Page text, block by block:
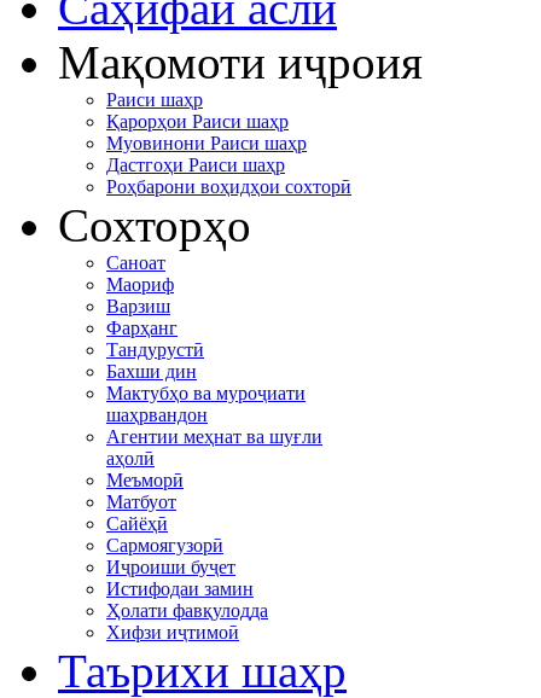
Мақомоти иҷроия
Раиси шаҳр
Қарорҳои Раиси шаҳр
Муовинони Раиси шаҳр
Дастгоҳи Раиси шаҳр
Роҳбарони воҳидҳои сохторӣ
Сохторҳо
Саноат
Маориф
Варзиш
Фарҳанг
Тандурустӣ
Бахши дин
Мактубҳо ва муроҷиати
шаҳрвандон
Агентии меҳнат ва шуғли
аҳолӣ
Меъморӣ
Матбуот
Сайёҳӣ
Сармоягузорӣ
Иҷроиши буҷет
Истифодаи замин
Ҳолати фавқулодда
Хифзи иҷтимоӣ
Таърихи шаҳр